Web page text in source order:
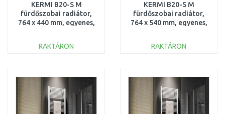
KERMI B20-S M
fürdőszobai radiátor,
764 x 440 mm, egyenes,
LS01M0800452XXK
RAKTÁRON
Összehasonlítás
KERMI B20-S M
fürdőszobai radiátor,
764 x 540 mm, egyenes,
LS01M0800552XXK
RAKTÁRON
Összehasonlítás